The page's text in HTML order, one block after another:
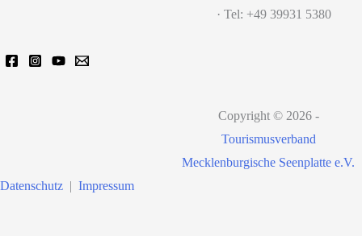
· Tel: +49 39931 5380
Copyright © 2026 -
Tourismusverband
Mecklenburgische Seenplatte e.V.
Datenschutz | Impressum